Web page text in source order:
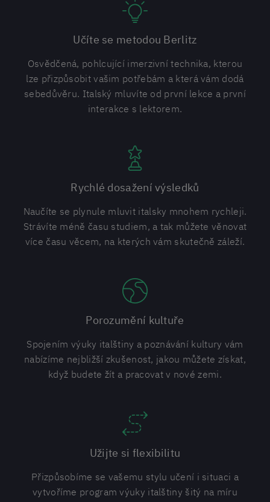
Učíte se metodou Berlitz
Osvědčená, pohlcující imerzivní technika, kterou
lze přizpůsobit vašim potřebám a která vám dodá
sebedůvěru. Italský mluvíte od první lekce a první
interakce s lektorem.
Rychlé dosažení výsledků
Naučíte se plynule mluvit italsky mnohem rychleji.
Strávíte méně času studiem, a tak můžete věnovat
více času věcem, na kterých vám skutečně záleží.
Porozumění kultuře
Spojením výuky italštiny a poznávání kultury vám
nabízíme nejbližší zkušenost, jakou můžete získat,
když budete žít a pracovat v nové zemi.
Užijte si flexibilitu
Přizpůsobíme se vašemu stylu učení i situaci a
vytvoříme program výuky italštiny šitý na míru